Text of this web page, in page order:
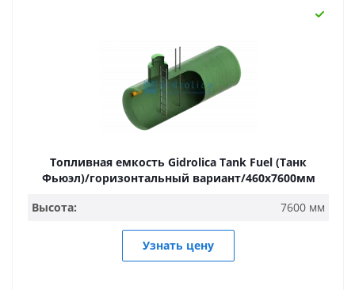
Топливная емкость Gidrolica Tank Fuel (Танк
Фьюэл)/горизонтальный вариант/460х7600мм
Высота:
7600 мм
Узнать цену